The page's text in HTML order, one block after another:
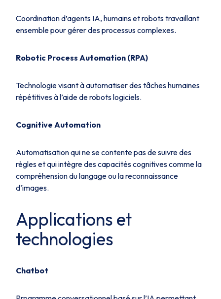
Coordination d’agents IA, humains et robots travaillant
ensemble pour gérer des processus complexes.
Robotic Process Automation (RPA)
Technologie visant à automatiser des tâches humaines
répétitives à l’aide de robots logiciels.
Cognitive Automation
Automatisation qui ne se contente pas de suivre des
règles et qui intègre des capacités cognitives comme la
compréhension du langage ou la reconnaissance
d’images.
Applications et
technologies
Chatbot